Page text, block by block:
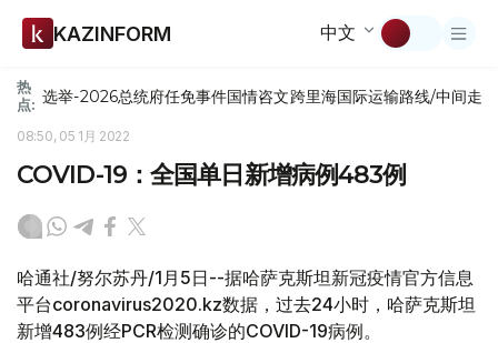
KAZINFORM 中文
热
点: 选举-2026总统府任免事件国情咨文跨里海国际运输路线/中间走廊
08:50, 05 1月 2022
COVID-19：全国单日新增病例483例
哈通社/努尔苏丹/1月5日--据哈萨克斯坦新冠疫情官方信息
平台coronavirus2020.kz数据，过去24小时，哈萨克斯坦
新增483例经PCR检测确诊的COVID-19病例。